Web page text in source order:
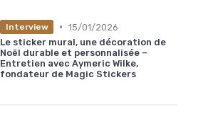
Interview • 15/01/2026
Le sticker mural, une décoration de
Noël durable et personnalisée –
Entretien avec Aymeric Wilke,
fondateur de Magic Stickers